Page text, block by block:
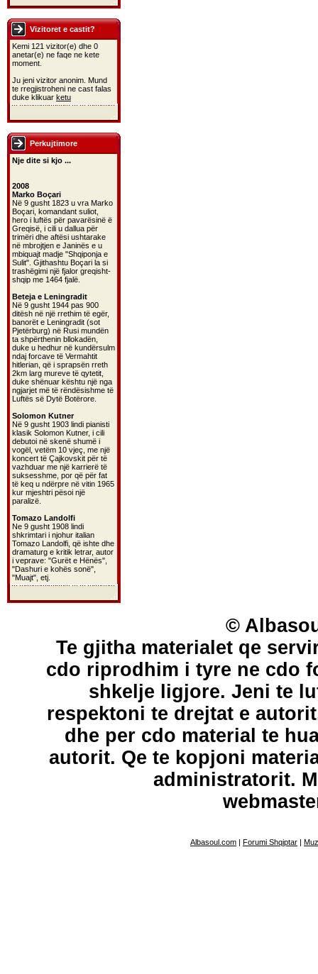
Vizitoret e castit?
Kemi 121 vizitor(e) dhe 0
anetar(e) ne faqe ne kete
moment.
Ju jeni vizitor anonim. Mund
te rregjistroheni ne cast falas
duke klikuar ketu
Perkujtimore
Nje dite si kjo ...
2008
Marko Boçari
Në 9 gusht 1823 u vra Marko
Boçari, komandant suliot,
hero i luftës për pavarësinë ë
Greqisë, i cili u dallua për
trimëri dhe aftësi ushtarake
në mbrojtjen e Janinës e u
mbiquajt madje "Shqiponja e
Sulit". Gjithashtu Boçari la si
trashëgimi një fjalor greqisht-
shqip me 1464 fjalë.
Beteja e Leningradit
Në 9 gusht 1944 pas 900
ditësh në një rrethim të egër,
banorët e Leningradit (sot
Pjetërburg) në Rusi mundën
ta shpërthenin bllokadën,
duke u hedhur në kundërsulm
ndaj forcave të Vermahtit
hitlerian, që i sprapsën rreth
2km larg mureve të qytetit,
duke shënuar kështu një nga
ngjarjet më të rëndësishme të
Luftës së Dytë Botërore.
Solomon Kutner
Në 9 gusht 1903 lindi pianisti
klasik Solomon Kutner, i cili
debutoi në skenë shumë i
vogël, vetëm 10 vjeç, me një
koncert të Çajkovskit për të
vazhduar me një karrierë të
suksesshme, por që për fat
të keq u ndërpre në vitin 1965
kur mjeshtri pësoi një
paralizë.
Tomazo Landolfi
Ne 9 gusht 1908 lindi
shkrimtari i njohur italian
Tomazo Landolfi, që ishte dhe
dramaturg e kritik letrar, autor
i veprave: "Gurët e Hënës",
"Dashuri e kohës sonë",
"Muajt", etj.
©
Te gjitha materialet qe
cdo riprodhim i tyre ne cdo
shkelje ligjore. Jeni te
respektoni te drejtat e
dhe per cdo material te
autorit. Qe te kopjoni
administratorit.
Albasoul.com | Forumi Shqiptar |